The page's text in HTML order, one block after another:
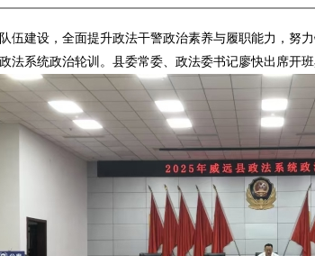
伍建设，全面提升政法干警政治素养与履职能力，努
法系统政治轮训。县委常委、政法委书记廖快出席开班